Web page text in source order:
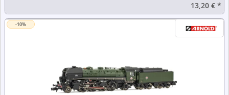
13,20 €*
-10%